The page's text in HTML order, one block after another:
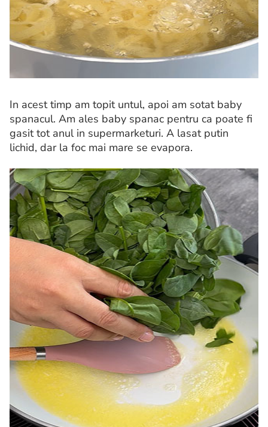
In acest timp am topit untul, apoi am sotat baby
spanacul. Am ales baby spanac pentru ca poate fi
gasit tot anul in supermarketuri. A lasat putin
lichid, dar la foc mai mare se evapora.